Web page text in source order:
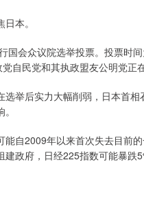
本。
会众议院选举投票。投票时间
自民党和其执政盟友公明党正
举后实力大幅削弱，日本首相
自2009年以来首次失去目前
政府，日经225指数可能暴跌